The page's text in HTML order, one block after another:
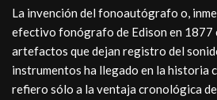
La invención del fonoautógrafo o,
efectivo fonógrafo de Edison en 1877
artefactos que dejan registro del
instrumentos ha llegado en la historia
refiero sólo a la ventaja cronológica